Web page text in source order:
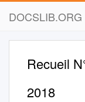
DOCSLIB.ORG
Recueil
2018